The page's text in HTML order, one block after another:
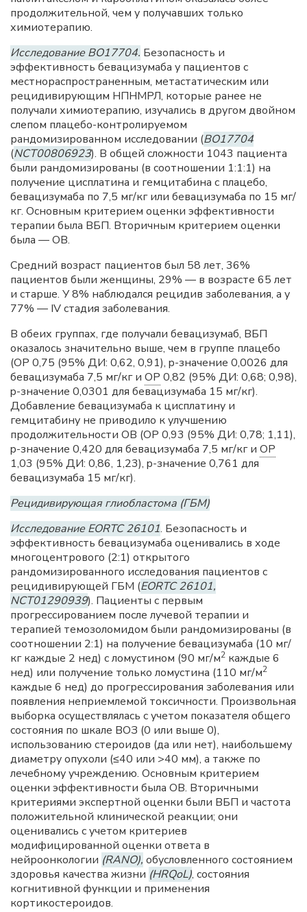
продолжительной, чем у получавших только
химиотерапию.
Исследование BO17704. Безопасность и
эффективность бевацизумаба у пациентов с
местнораспространенным, метастатическим или
рецидивирующим НПНМРЛ, которые ранее не
получали химиотерапию, изучались в другом двойном
слепом плацебо-контролируемом
рандомизированном исследовании (BO17704
(NCT00806923). В общей сложности 1043 пациента
были рандомизированы (в соотношении 1:1:1) на
получение цисплатина и гемцитабина с плацебо,
бевацизумаба по 7,5 мг/кг или бевацизумаба по 15 мг/
кг. Основным критерием оценки эффективности
терапии была ВБП. Вторичным критерием оценки
была — ОВ.
Средний возраст пациентов был 58 лет, 36%
пациентов были женщины, 29% — в возрасте 65 лет
и старше. У 8% наблюдался рецидив заболевания, а у
77% — IV стадия заболевания.
В обеих группах, где получали бевацизумаб, ВБП
оказалось значительно выше, чем в группе плацебо
(ОР 0,75 (95% ДИ: 0,62, 0,91), p-значение 0,0026 для
бевацизумаба 7,5 мг/кг и ОР 0,82 (95% ДИ: 0,68; 0,98),
p-значение 0,0301 для бевацизумаба 15 мг/кг).
Добавление бевацизумаба к цисплатину и
гемцитабину не приводило к улучшению
продолжительности ОВ (ОР 0,93 (95% ДИ: 0,78; 1,11),
p-значение 0,420 для бевацизумаба 7,5 мг/кг и ОР
1,03 (95% ДИ: 0,86, 1,23), p-значение 0,761 для
бевацизумаба 15 мг/кг).
Рецидивирующая глиобластома (ГБМ)
Исследование EORTC 26101. Безопасность и
эффективность бевацизумаба оценивались в ходе
многоцентрового (2:1) открытого
рандомизированного исследования пациентов с
рецидивирующей ГБМ (EORTC 26101,
NCT01290939). Пациенты с первым
прогрессированием после лучевой терапии и
терапией темозоломидом были рандомизированы (в
соотношении 2:1) на получение бевацизумаба (10 мг/
кг каждые 2 нед) с ломустином (90 мг/м2 каждые 6
нед) или получение только ломустина (110 мг/м2
каждые 6 нед) до прогрессирования заболевания или
появления неприемлемой токсичности. Произвольная
выборка осуществлялась с учетом показателя общего
состояния по шкале ВОЗ (0 или выше 0),
использованию стероидов (да или нет), наибольшему
диаметру опухоли (≤40 или >40 мм), а также по
лечебному учреждению. Основным критерием
оценки эффективности была ОВ. Вторичными
критериями экспертной оценки были ВБП и частота
положительной клинической реакции; они
оценивались с учетом критериев
модифицированной оценки ответа в
нейроонкологии (RANO), обусловленного состоянием
здоровья качества жизни (HRQoL), состояния
когнитивной функции и применения
кортикостероидов.